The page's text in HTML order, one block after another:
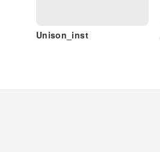
Unison_inst